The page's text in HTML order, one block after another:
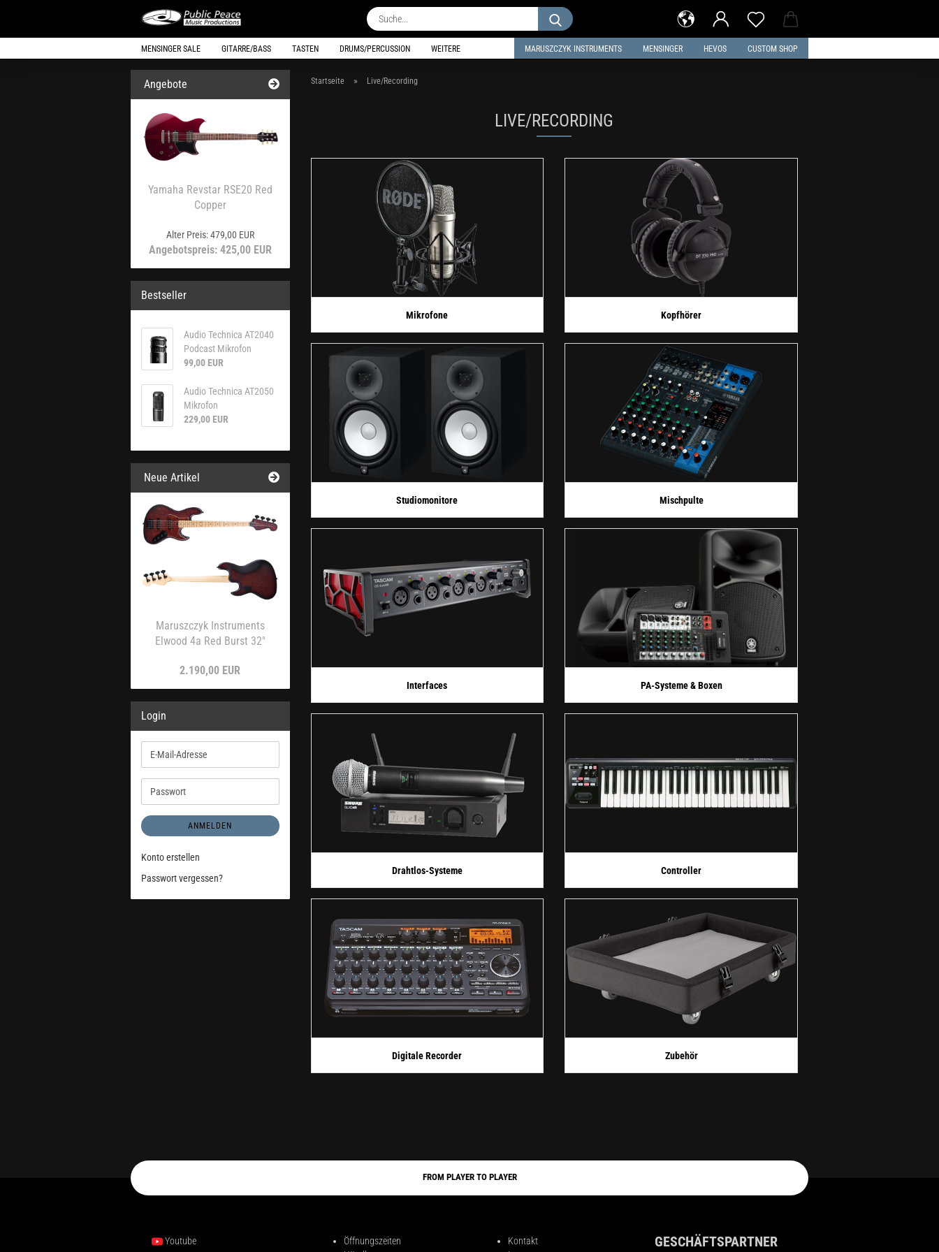
Suche...
MENSINGER SALE GITARRE/BASS TASTEN DRUMS/PERCUSSION MARUSZCZYK INSTRUMENTS MENSINGER HEVOS CUSTOM SHOP
WEITERE
Startseite » Live/Recording
LIVE/RECORDING
Mikrofone Kopfhörer
Studiomonitore Mischpulte
Interfaces PA-Systeme & Boxen
Drahtlos-Systeme Controller
Digitale Recorder Zubehör
Angebote
Yamaha Revstar RSE20 Red
Copper
Alter Preis: 479,00 EUR
Angebotspreis: 425,00 EUR
Bestseller
Audio Technica AT2040
Podcast Mikrofon
99,00 EUR
Audio Technica AT2050
Mikrofon
229,00 EUR
Neue Artikel
Maruszczyk Instruments
Elwood 4a Red Burst 32"
2.190,00 EUR
Login
E-
Mail-
Adresse
Passwort
ANMELDEN
Konto erstellen
Passwort vergessen?
FROM PLAYER TO PLAYER
Youtube
Öffnungszeiten
Kontakt
GESCHÄFTSPARTNER